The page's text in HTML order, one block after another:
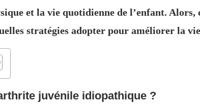
et la vie quotidienne de l’enfant.
stratégies adopter pour améliorer la
juvénile idiopathique ?